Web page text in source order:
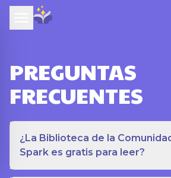
PREGUNTAS
FRECUENTES
¿La Biblioteca de la
Spark es gratis para leer?